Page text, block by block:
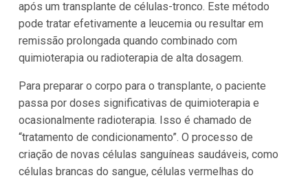
após um transplante de células-tronco. Este método
pode tratar efetivamente a leucemia ou resultar em
remissão prolongada quando combinado com
quimioterapia ou radioterapia de alta dosagem.
Para preparar o corpo para o transplante, o paciente
passa por doses significativas de quimioterapia e
ocasionalmente radioterapia. Isso é chamado de
“tratamento de condicionamento”. O processo de
criação de novas células sanguíneas saudáveis, como
células brancas do sangue, células vermelhas do